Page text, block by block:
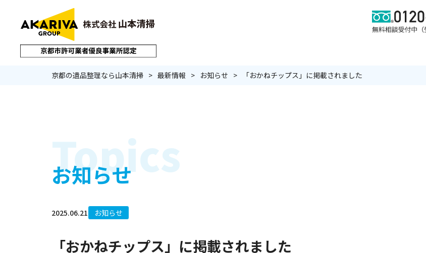
サービストップ
京都の遺品整理なら山本清掃 最新情報 お知らせ 「おかねチップス」に掲載されました
Topics
お知らせ
2025.06.21 お知らせ
「おかねチップス」に掲載されました